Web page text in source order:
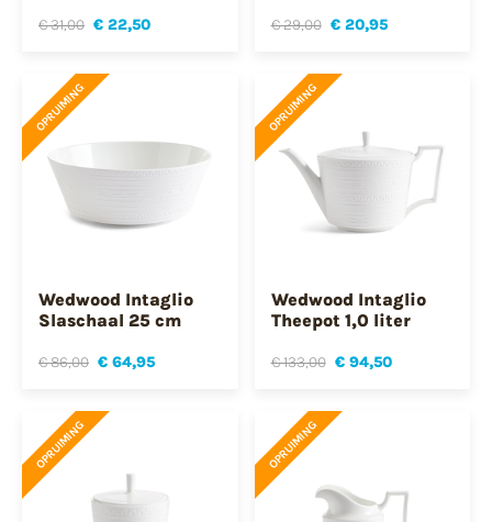
€ 31,00 € 22,50 € 29,00 € 20,95
OPRUIMING
Wedwood Intaglio
Slaschaal 25 cm
€ 86,00 € 64,95
OPRUIMING
Wedwood Intaglio
Theepot 1,0 liter
€ 133,00 € 94,50
OPRUIMING OPRUIMING